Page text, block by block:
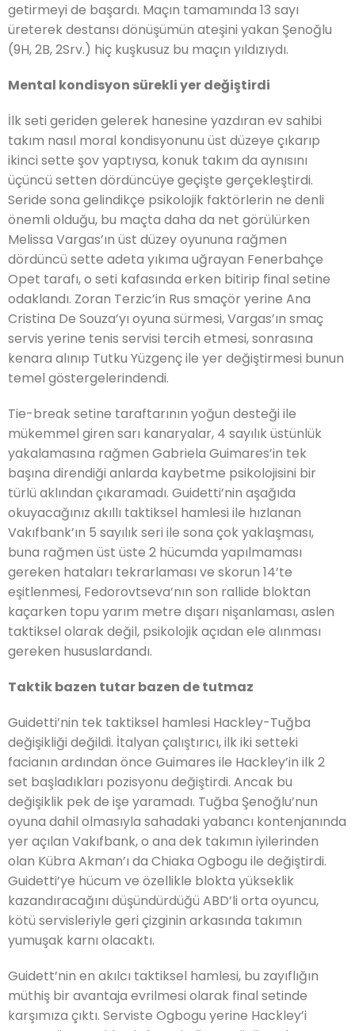
getirmeyi de başardı. Maçın tamamında 13 sayı
üreterek destansı dönüşümün ateşini yakan Şenoğlu
(9H, 2B, 2Srv.) hiç kuşkusuz bu maçın yıldızıydı.
Mental kondisyon sürekli yer değiştirdi
İlk seti geriden gelerek hanesine yazdıran ev sahibi
takım nasıl moral kondisyonunu üst düzeye çıkarıp
ikinci sette şov yaptıysa, konuk takım da aynısını
üçüncü setten dördüncüye geçişte gerçekleştirdi.
Seride sona gelindikçe psikolojik faktörlerin ne denli
önemli olduğu, bu maçta daha da net görülürken
Melissa Vargas’ın üst düzey oyununa rağmen
dördüncü sette adeta yıkıma uğrayan Fenerbahçe
Opet tarafı, o seti kafasında erken bitirip final setine
odaklandı. Zoran Terzic’in Rus smaçör yerine Ana
Cristina De Souza’yı oyuna sürmesi, Vargas’ın smaç
servis yerine tenis servisi tercih etmesi,sonrasına
kenara alınıp Tutku Yüzgenç ile yer değiştirmesi bunun
temel göstergelerindendi.
Tie-break setine taraftarının yoğun desteği ile
mükemmel giren sarı kanaryalar, 4 sayılık üstünlük
yakalamasına rağmen Gabriela Guimares’in tek
başına direndiği anlarda kaybetme psikolojisini bir
türlü aklından çıkaramadı. Guidetti’nin aşağıda
okuyacağınız akıllı taktiksel hamlesi ile hızlanan
Vakıfbank’ın 5 sayılık seri ile sona çok yaklaşması,
buna rağmen üst üste 2 hücumda yapılmaması
gereken hataları tekrarlaması ve skorun 14’te
eşitlenmesi, Fedorovtseva’nın son rallide bloktan
kaçarken topu yarım metre dışarı nişanlaması, aslen
taktiksel olarak değil, psikolojik açıdan ele alınması
gereken hususlardandı.
Taktik bazen tutar bazen de tutmaz
Guidetti’nin tek taktiksel hamlesi Hackley-Tuğba
değişikliği değildi. İtalyan çalıştırıcı, ilk iki setteki
facianın ardından önce Guimares ile Hackley’in ilk 2
set başladıkları pozisyonu değiştirdi. Ancak bu
değişiklik pek de işe yaramadı. Tuğba Şenoğlu’nun
oyuna dahil olmasıyla sahadaki yabancı kontenjanında
yer açılan Vakıfbank, o ana dek takımın iyilerinden
olan Kübra Akman’ı da Chiaka Ogbogu ile değiştirdi.
Guidetti’ye hücum ve özellikle blokta yükseklik
kazandıracağını düşündürdüğü ABD’li orta oyuncu,
kötü servisleriyle geri çizginin arkasında takımın
yumuşak karnı olacaktı.
Guidett’nin en akılcı taktiksel hamlesi, bu zayıflığın
müthiş bir avantaja evrilmesi olarak final setinde
karşımıza çıktı. Serviste Ogbogu yerine Hackley’i